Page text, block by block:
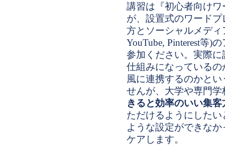
講習は『初心者向け
が、設置式のワード
方とソーシャルメディ
YouTube, Pinterest等)
参加ください。実際
仕組みになっている
風に連携するのかと
せんが、大学や専門
きると効率のいい集
ただけるようにした
ような設定ができな
ケアします。